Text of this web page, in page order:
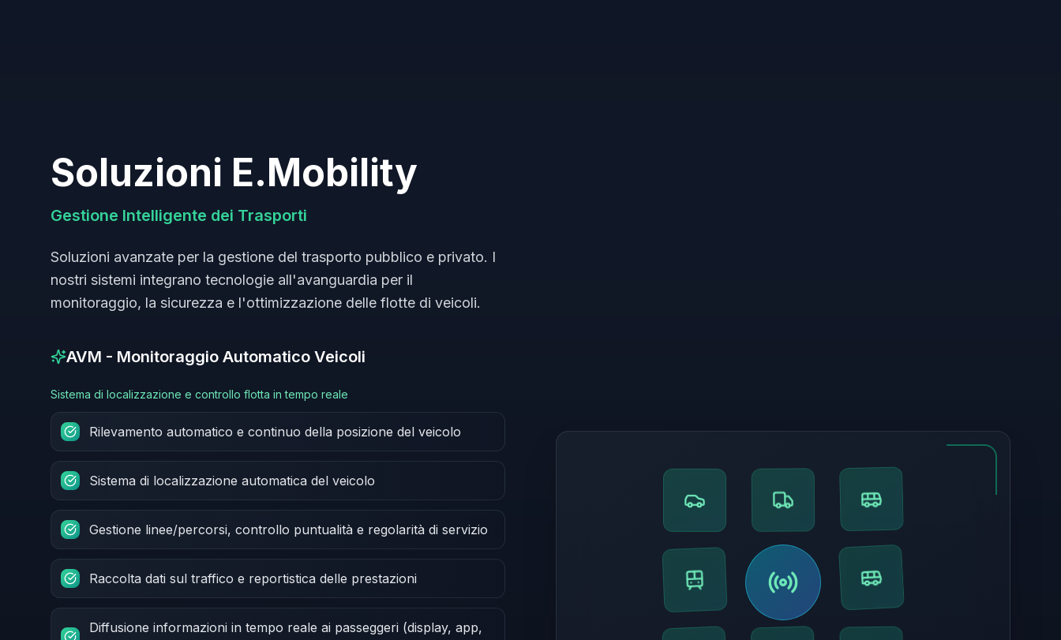
Soluzioni E.Mobility
Gestione Intelligente dei Trasporti
Soluzioni avanzate per la gestione del trasporto pubblico e privato. I
nostri sistemi integrano tecnologie all'avanguardia per il
monitoraggio, la sicurezza e l'ottimizzazione delle flotte di veicoli.
AVM - Monitoraggio Automatico Veicoli
Sistema di localizzazione e controllo flotta in tempo reale
Rilevamento automatico e continuo della posizione del veicolo
Sistema di localizzazione automatica del veicolo
Gestione linee/percorsi, controllo puntualità e regolarità di servizio
Raccolta dati sul traffico e reportistica delle prestazioni
Diffusione informazioni in tempo reale ai passeggeri (display, app,